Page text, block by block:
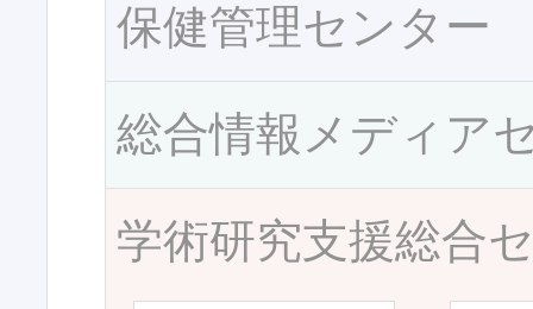
保健管理センター
総合情報メディア
学術研究支援総合